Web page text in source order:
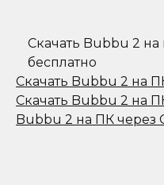
Скачать Bubbu 2
бесплатно
Скачать Bubbu 2 на
Скачать Bubbu 2 на
Bubbu 2 на ПК через